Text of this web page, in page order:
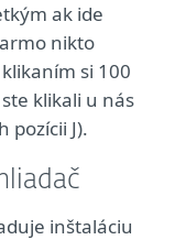
ak ide
nikto
si 100
klikali u nás
pozícii J).
inštaláciu